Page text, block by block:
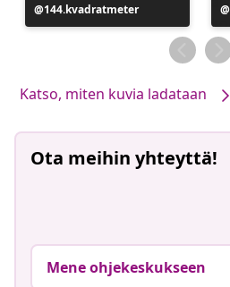
Julkaissut
144.kvadratmeter
Katso, miten kuvia ladataan
Ota meihin yhteyttä!
Mene ohjekeskukseen